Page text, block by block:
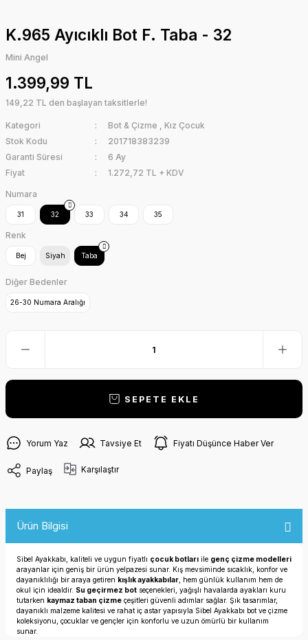
K.965 Ayıcıklı Bot F. Taba - 32
Mini Angel
1.399,99 TL
149,22 TL den başlayan taksitlerle!
Kategori Bot & Çizme , Kız Çocuk
Stok Kodu
201718383239
Garanti Süresi
6 Ay
Fiyat
1.272,72 TL + KDV
Numara
31 32 33 34 35
Renk
Bej Siyah Taba
Diğer Bedenler
26-30 Numara Aralığı
SEPETE EKLE
Yorum Yaz Tavsiye Et Fiyatı Düşünce Haber Ver
Paylaş Karşılaştır
Ürün Bilgisi
Sibel Ayakkabı, kaliteli ve uygun fiyatlı çocuk botları ile genç çizme modelleri
arayanlar için geniş bir ürün yelpazesi sunar. Kış mevsiminde sıcaklık, konfor ve
dayanıklılığı bir araya getiren kışlık ayakkabılar , hem günlük kullanım hem de
okul için idealdir. Su geçirmez bot seçenekleri, yağışlı havalarda ayakları kuru
tutarken kaymaz taban çizme çeşitleri güvenli adımlar sağlar. Şık tasarımlar,
dayanıklı malzeme kalitesi ve rahat iç astar yapısıyla Sibel Ayakkabı bot ve çizme
koleksiyonu, çocuklar ve gençler için konforlu ve uzun ömürlü bir kullanım
sunar.